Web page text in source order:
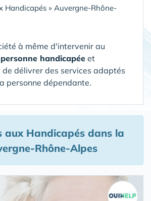
Handicapés » Auvergne-Rhône-
à même d'intervenir au
handicapée et
délivrer des services adaptés
personne dépendante.
aux Handicapés dans la
Rhône-Alpes